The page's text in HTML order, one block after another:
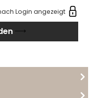
Login angezeigt